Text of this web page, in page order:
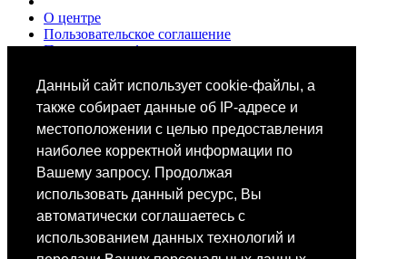
Данный сайт использует cookie-файлы, а
также собирает данные об IP-адресе и
местоположении с целью предоставления
наиболее корректной информации по
Вашему запросу. Продолжая
использовать данный ресурс, Вы
автоматически соглашаетесь с
использованием данных технологий и
О центре
Пользовательское соглашение
Политики конфиденциальности
Специалисты
Выбор звезд
Мобильное приложение